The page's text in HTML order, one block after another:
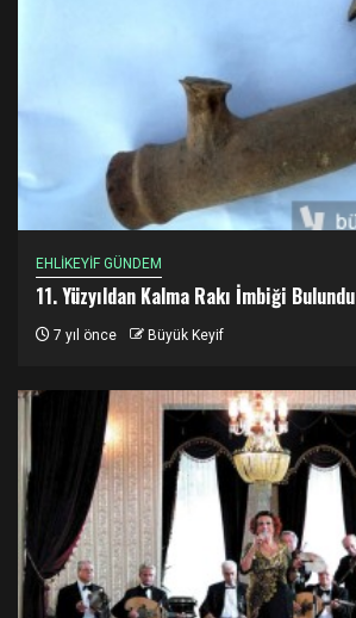
EHLİKEYİF GÜNDEM
11. Yüzyıldan Kalma Rakı İmbiği Bulundu
7 yıl önce Büyük Keyif